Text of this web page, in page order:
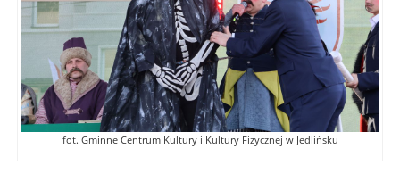
fot. Gminne Centrum Kultury i Kultury Fizycznej w Jedlińsku